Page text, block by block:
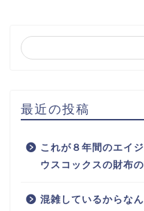
最近の投稿
これが８年間のエイ
ウスコックスの財布の
混雑しているからな